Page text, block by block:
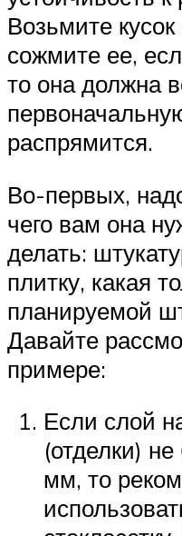
Возьмите кусок
сожмите ее,
то она должна
распрямится.
Во-первых,
чего вам она
делать:
плитку, какая
планируемой
Давайте
примере:
Если слой
(отделки)
мм, то